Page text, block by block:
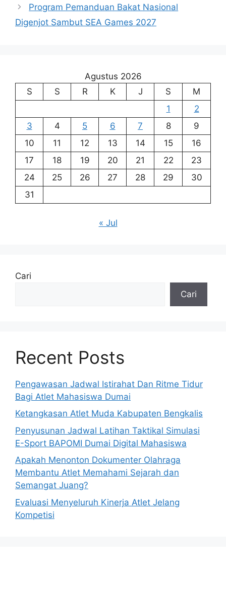
Program Pemanduan Bakat Nasional
Digenjot Sambut SEA Games 2027
Agustus 2026
S
S R K J S
M
1
2
3
4 5 6 7 8
9
10
11 12 13 14 15
16
17
18 19 20 21 22
23
24
25 26 27 28 29
30
31
« Jul
Cari
Cari
Recent Posts
Pengawasan Jadwal Istirahat Dan Ritme Tidur
Bagi Atlet Mahasiswa Dumai
Ketangkasan Atlet Muda Kabupaten Bengkalis
Penyusunan Jadwal Latihan Taktikal Simulasi
E-Sport BAPOMI Dumai Digital Mahasiswa
Apakah Menonton Dokumenter Olahraga
Membantu Atlet Memahami Sejarah dan
Semangat Juang?
Evaluasi Menyeluruh Kinerja Atlet Jelang
Kompetisi